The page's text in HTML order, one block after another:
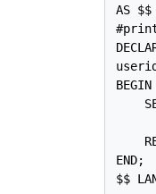
AS $$
BEGIN
END;
$$